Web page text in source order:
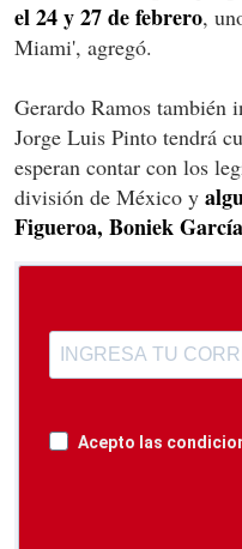
el 24 y 27 de febrero,
Miami', agregó.
Gerardo Ramos también
Jorge Luis Pinto tendrá
esperan contar con los
división de México y
Figueroa, Boniek
Acepto las